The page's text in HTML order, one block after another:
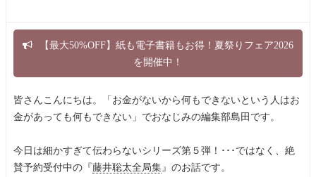
【最大50%OFF】紙も電子書籍もお得！夏祭りフェア2026
を開催中！
皆さんこんにちは。「お金がないから何もできないという人はお
金があっても何もできない」でおなじみの編集部島田です。
今日は細かすぎて伝わらないシリーズ第５弾！･･･ではなく、絶
賛予約受付中の『藤井聡太全局集』のお話です。